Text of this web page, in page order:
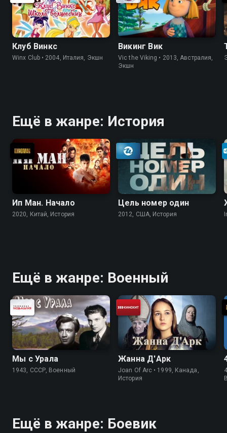
Клуб Винкс
Winx Club • 2004, Италия, Экшн
Викинг Вик
Vic the Viking • 2013, Австралия,
Экшн
Ещё в жанре: История
Ип Ман. Начало
2020, Китай, История
Цель номер один
2012, США, История
Ещё в жанре: Военный
Мы с Урала
1943, СССР, Военный
Жанна Д'Арк
Joan Of Arc • 1999, Канада,
История
Ещё в жанре: Боевик